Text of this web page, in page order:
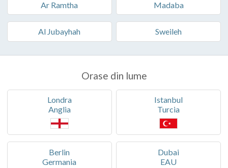
Ar Ramtha Madaba
Al Jubayhah Sweileh
Orase din lume
Londra
Anglia
Istanbul
Turcia
Berlin
Germania
Dubai
EAU